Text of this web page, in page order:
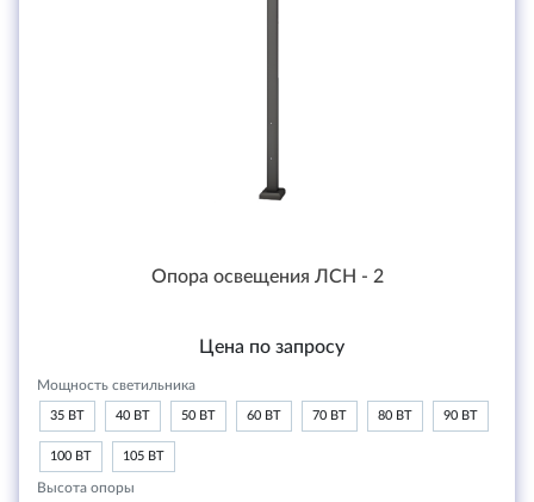
Опора освещения ЛСН - 2
Цена по запросу
Мощность светильника
35 ВТ 40 ВТ 50 ВТ 60 ВТ 70 ВТ 80 ВТ 90 ВТ
100 ВТ 105 ВТ
Высота опоры